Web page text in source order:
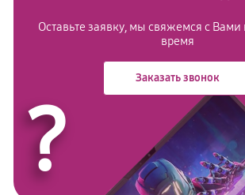
Оставьте заявку, мы свяжемся с
время
Заказать звонок
?